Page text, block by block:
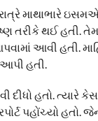
માથાભારે ઇસમએ
તરીકે થઈ હતી.
આવી હતી.
આપી હતી.
હતો. ત્યારે
પહોંચ્યો હતો.